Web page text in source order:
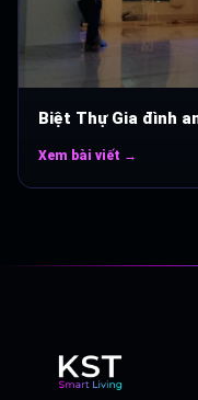
Biệt Thự Gia đình
Xem bài viết →